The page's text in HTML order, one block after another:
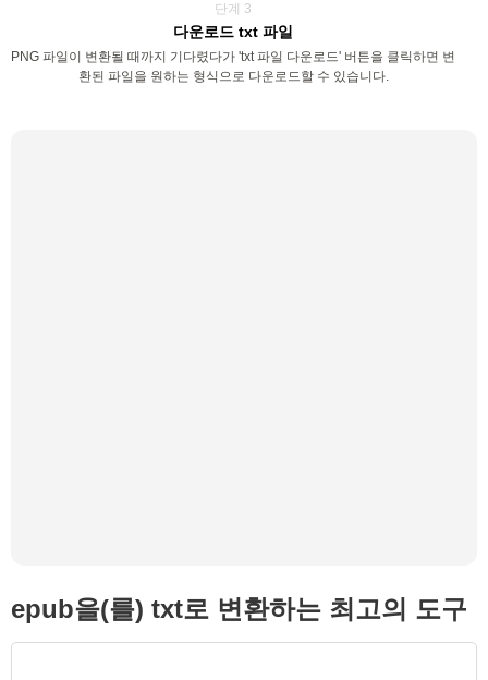
단계 3
다운로드 txt 파일
PNG 파일이 변환될 때까지 기다렸다가 'txt 파일 다운로드' 버튼을 클릭하면 변
환된 파일을 원하는 형식으로 다운로드할 수 있습니다.
epub을(를) txt로 변환하는 최고의 도구